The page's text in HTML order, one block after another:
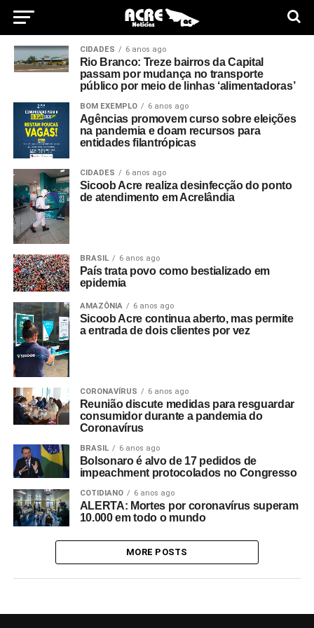
CIDADES 6 anos ago
Rio Branco: Treze bairros da Capital
passam por mudança no transporte
público por meio de linhas ‘alimentadoras’
BOM EXEMPLO 6 anos ago
Agências promovem curso sobre eleições
na pandemia e doam recursos para
entidades filantrópicas
CIDADES 6 anos ago
Sicoob Acre realiza desinfecção do ponto
de atendimento em Acrelândia
BRASIL 6 anos ago
País trata povo como bestializado em
epidemia
AMAZÔNIA 6 anos ago
Sicoob Acre continua aberto, mas permite
a entrada de dois clientes por vez
CORONAVÍRUS 6 anos ago
Reunião discute medidas para resguardar
consumidor durante a pandemia do
Coronavírus
BRASIL 6 anos ago
Bolsonaro é alvo de 17 pedidos de
impeachment protocolados no Congresso
COTIDIANO 6 anos ago
ALERTA: Mortes por coronavírus superam
10.000 em todo o mundo
MORE POSTS